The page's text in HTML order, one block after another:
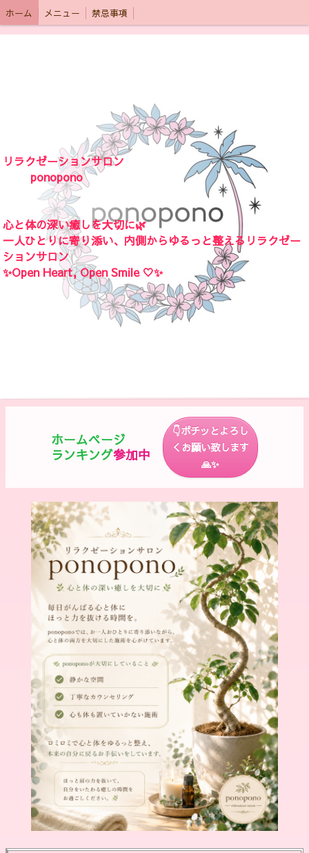
ホーム メニュー 禁忌事項
リラクゼーションサロン
ponopono
心と体の深い癒しを大切に🌿‬
一人ひとりに寄り添い、内側からゆるっと整えるリラクゼー
ションサロン
✨Open Heart, Open Smile 🤍✨
ホームページ
ランキング参加中
👇ポチッとよろし
くお願い致します
🙏✨